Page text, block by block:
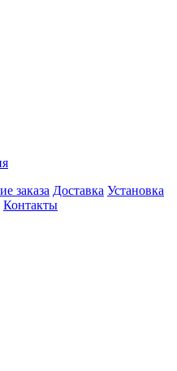
заказа Доставка Установка
Контакты